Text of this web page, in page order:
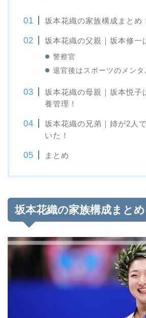
坂本花織の家族構成まとめ
坂本花織の父親｜坂本修一
警察官
退官後はスポーツのメンタ
坂本花織の母親｜坂本悦子
養管理！
坂本花織の兄弟｜姉が2人
いた！
まとめ
坂本花織の家族構成まとめ